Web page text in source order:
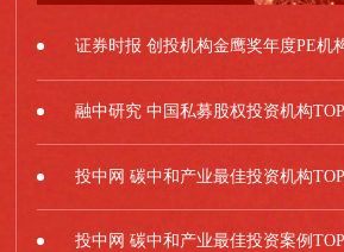
证券时报 创投机构金鹰奖年度PE机
融中研究 中国私募股权投资机构
投中网 碳中和产业最佳投资机构
投中网 碳中和产业最佳投资案例